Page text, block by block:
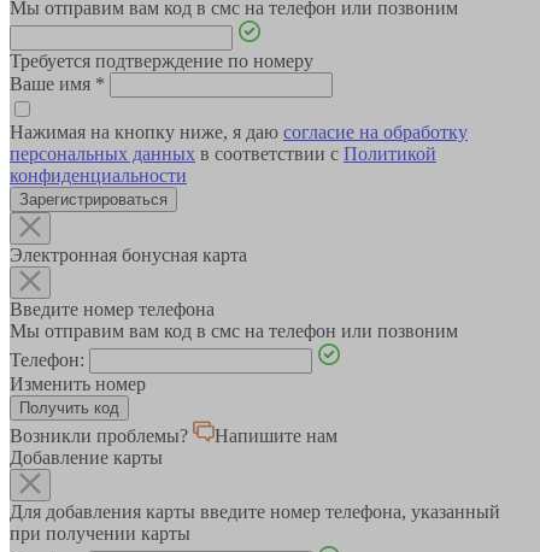
Мы отправим вам код в смс на телефон или позвоним
Требуется подтверждение по номеру
Ваше имя *
Нажимая на кнопку ниже, я даю согласие на обработку
персональных данных в соответствии с Политикой
конфиденциальности
Зарегистрироваться
Электронная бонусная карта
Введите номер телефона
Мы отправим вам код в смс на телефон или позвоним
Телефон:
Изменить номер
Возникли проблемы?
Напишите нам
Добавление карты
Для добавления карты введите номер телефона, указанный
при получении карты